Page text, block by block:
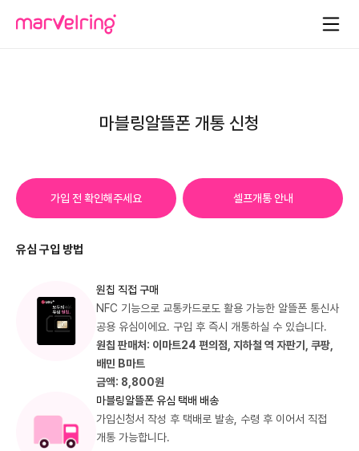
마블링알뜰폰 개통 신청
가입 전 확인해주세요 셀프개통 안내
유심 구입 방법
원칩 직접 구매
NFC 기능으로 교통카드로도 활용 가능한 알뜰폰 통신사
공용 유심이에요. 구입 후 즉시 개통하실 수 있습니다.
원칩 판매처: 이마트24 편의점, 지하철 역 자판기, 쿠팡,
배민 B마트
금액: 8,800원
마블링알뜰폰 유심 택배 배송
가입신청서 작성 후 택배로 발송, 수령 후 이어서 직접
개통 가능합니다.